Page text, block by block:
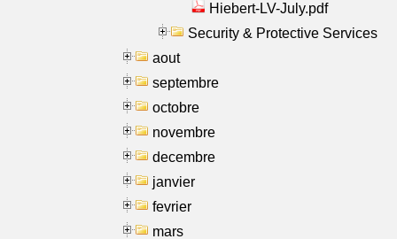
Hiebert-LV-July.pdf
Security & Protective Services
aout
septembre
octobre
novembre
decembre
janvier
fevrier
mars